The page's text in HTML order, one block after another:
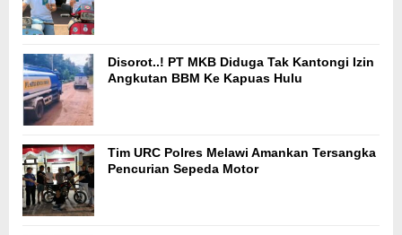
Disorot..! PT MKB Diduga Tak Kantongi Izin
Angkutan BBM Ke Kapuas Hulu
Tim URC Polres Melawi Amankan Tersangka
Pencurian Sepeda Motor